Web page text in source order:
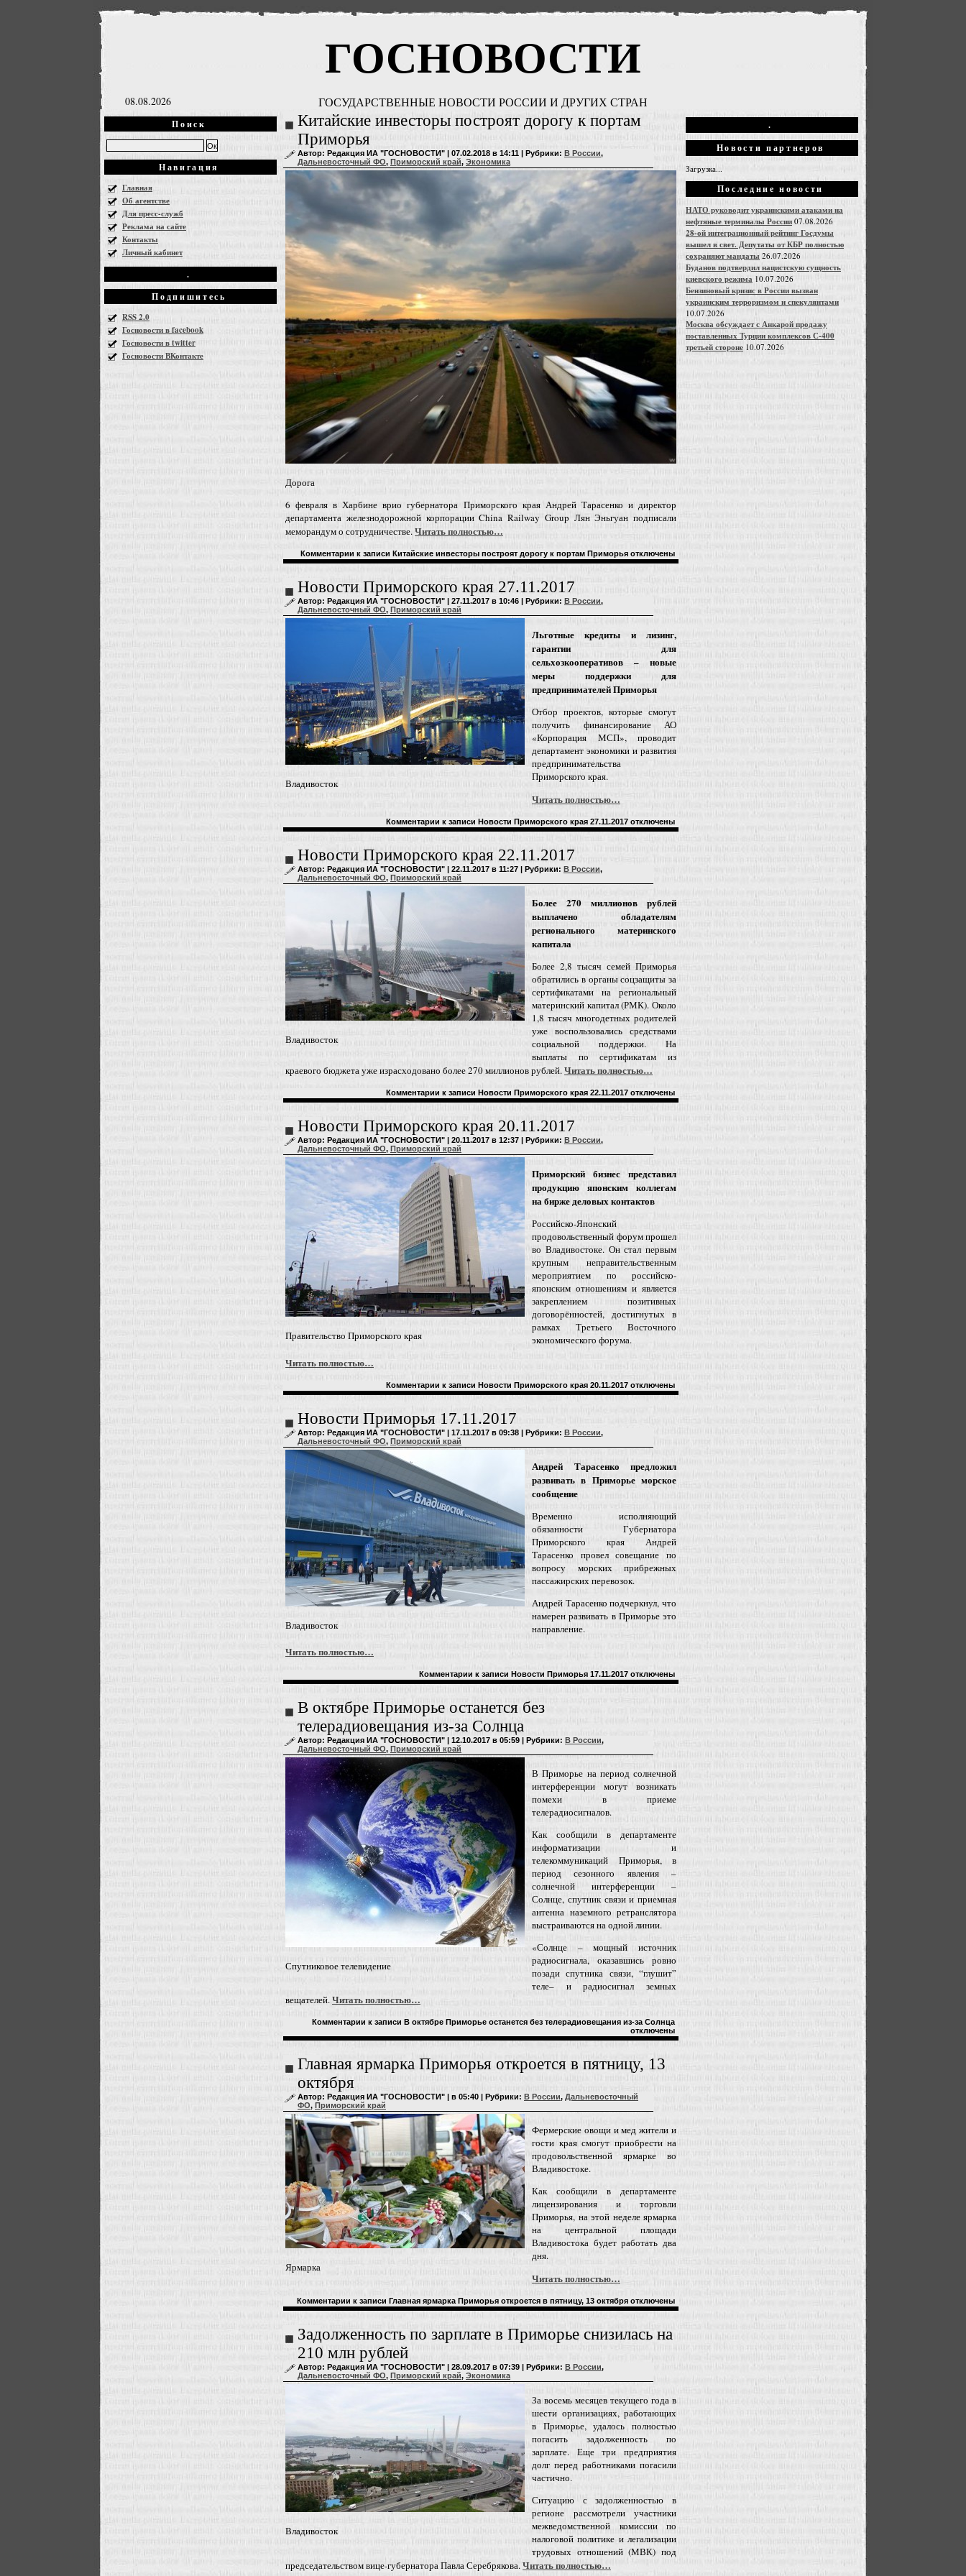
ГОСНОВОСТИ
08.08.2026 ГОСУДАРСТВЕННЫЕ НОВОСТИ РОССИИ И ДРУГИХ СТРАН
Поиск
Навигация
Главная
Об агентстве
Для пресс-служб
Реклама на сайте
Контакты
Личный кабинет
.
Подпишитесь
RSS 2.0
Госновости в facebook
Госновости в twitter
Госновости ВКонтакте
Китайские инвесторы построят дорогу к портам
Приморья
Автор: Редакция ИА "ГОСНОВОСТИ" | 07.02.2018 в 14:11 | Рубрики: В России,
Дальневосточный ФО, Приморский край, Экономика
Дорога
6 февраля в Харбине врио губернатора Приморского края Андрей Тарасенко и директор
департамента железнодорожной корпорации China Railway Group Лян Эньгуан подписали
меморандум о сотрудничестве.Читать полностью…
Комментарии к записи Китайские инвесторы построят дорогу к портам Приморья отключены
Новости Приморского края 27.11.2017
Автор: Редакция ИА "ГОСНОВОСТИ" | 27.11.2017 в 10:46 | Рубрики: В России,
Дальневосточный ФО, Приморский край
Владивосток
Льготные кредиты и лизинг,
гарантии для
сельхозкооперативов – новые
меры поддержки для
предпринимателей Приморья
Отбор проектов, которые смогут
получить финансирование АО
«Корпорация МСП», проводит
департамент экономики и развития
предпринимательства
Приморского края.
Читать полностью…
Комментарии к записи Новости Приморского края 27.11.2017 отключены
Новости Приморского края 22.11.2017
Автор: Редакция ИА "ГОСНОВОСТИ" | 22.11.2017 в 11:27 | Рубрики: В России,
Дальневосточный ФО, Приморский край
Владивосток
Более 270 миллионов рублей
выплачено обладателям
регионального материнского
капитала
Более 2,8 тысяч семей Приморья
обратились в органы соцзащиты за
сертификатами на региональный
материнский капитал (РМК). Около
1,8 тысяч многодетных родителей
уже воспользовались средствами
социальной поддержки. На
выплаты по сертификатам из
краевого бюджета уже израсходовано более 270 миллионов рублей.Читать полностью…
Комментарии к записи Новости Приморского края 22.11.2017 отключены
Новости Приморского края 20.11.2017
Автор: Редакция ИА "ГОСНОВОСТИ" | 20.11.2017 в 12:37 | Рубрики: В России,
Дальневосточный ФО, Приморский край
Правительство Приморского края
Приморский бизнес представил
продукцию японским коллегам
на бирже деловых контактов
Российско-Японский
продовольственный форум прошел
во Владивостоке. Он стал первым
крупным неправительственным
мероприятием по российско-
японским отношениям и является
закреплением позитивных
договорённостей, достигнутых в
рамках Третьего Восточного
экономического форума.
Читать полностью…
Комментарии к записи Новости Приморского края 20.11.2017 отключены
Новости Приморья 17.11.2017
Автор: Редакция ИА "ГОСНОВОСТИ" | 17.11.2017 в 09:38 | Рубрики: В России,
Дальневосточный ФО, Приморский край
Владивосток
Андрей Тарасенко предложил
развивать в Приморье морское
сообщение
Временно исполняющий
обязанности Губернатора
Приморского края Андрей
Тарасенко провел совещание по
вопросу морских прибрежных
пассажирских перевозок.
Андрей Тарасенко подчеркнул, что
намерен развивать в Приморье это
направление.
Читать полностью…
Комментарии к записи Новости Приморья 17.11.2017 отключены
В октябре Приморье останется без
телерадиовещания из-за Солнца
Автор: Редакция ИА "ГОСНОВОСТИ" | 12.10.2017 в 05:59 | Рубрики: В России,
Дальневосточный ФО, Приморский край
Спутниковое телевидение
В Приморье на период солнечной
интерференции могут возникать
помехи в приеме
телерадиосигналов.
Как сообщили в департаменте
информатизации и
телекоммуникаций Приморья, в
период сезонного явления –
солнечной интерференции –
Солнце, спутник связи и приемная
антенна наземного ретранслятора
выстраиваются на одной линии.
«Солнце – мощный источник
радиосигнала, оказавшись ровно
позади спутника связи, “глушит”
теле– и радиосигнал земных
вещателей.Читать полностью…
Комментарии к записи В октябре Приморье останется без телерадиовещания из-за Солнца
отключены
Главная ярмарка Приморья откроется в пятницу, 13
октября
Автор: Редакция ИА "ГОСНОВОСТИ" | в 05:40 | Рубрики: В России, Дальневосточный
ФО, Приморский край
Ярмарка
Фермерские овощи и мед жители и
гости края смогут приобрести на
продовольственной ярмарке во
Владивостоке.
Как сообщили в департаменте
лицензирования и торговли
Приморья, на этой неделе ярмарка
на центральной площади
Владивостока будет работать два
дня.
Читать полностью…
Комментарии к записи Главная ярмарка Приморья откроется в пятницу, 13 октября отключены
Задолженность по зарплате в Приморье снизилась на
210 млн рублей
Автор: Редакция ИА "ГОСНОВОСТИ" | 28.09.2017 в 07:39 | Рубрики: В России,
Дальневосточный ФО, Приморский край, Экономика
Владивосток
За восемь месяцев текущего года в
шести организациях, работающих
в Приморье, удалось полностью
погасить задолженность по
зарплате. Еще три предприятия
долг перед работниками погасили
частично.
Ситуацию с задолженностью в
регионе рассмотрели участники
межведомственной комиссии по
налоговой политике и легализации
трудовых отношений (МВК) под
председательством вице-губернатора Павла Серебрякова.Читать полностью…
.
Новости партнеров
Загрузка...
Последние новости
НАТО руководит украинскими атаками на
нефтяные терминалы России 07.08.2026
28-ой интеграционный рейтинг Госдумы
вышел в свет. Депутаты от КБР полностью
сохраняют мандаты 26.07.2026
Буданов подтвердил нацистскую сущность
киевского режима 10.07.2026
Бензиновый кризис в России вызван
украинским терроризмом и спекулянтами
10.07.2026
Москва обсуждает с Анкарой продажу
поставленных Турции комплексов С-400
третьей стороне 10.07.2026